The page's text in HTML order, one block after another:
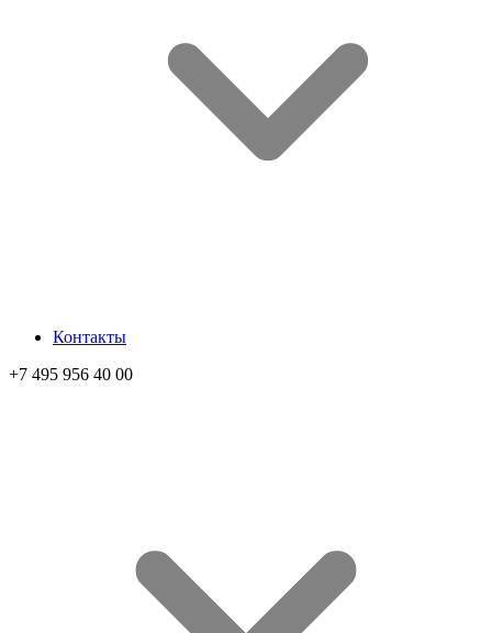
Контакты
+7 495 956 40 00